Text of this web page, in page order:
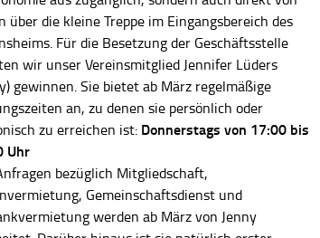
über die kleine Treppe im Eingangsbereich des
Für die Besetzung der Geschäftsstelle
wir unser Vereinsmitglied Jennifer Lüders
gewinnen. Sie bietet ab März regelmäßige
an, zu denen sie persönlich oder
zu erreichen ist: Donnerstags von 17:00 bis
Uhr
bezüglich Mitgliedschaft,
Gemeinschaftsdienst und
werden ab März von Jenny